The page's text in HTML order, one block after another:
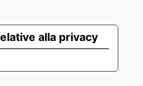
alla privacy